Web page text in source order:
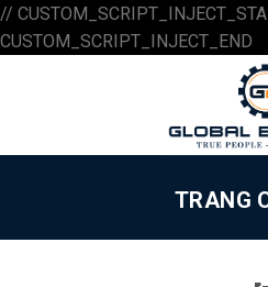
//
CUSTOM_SCRIPT_INJECT_END
to
TRANG